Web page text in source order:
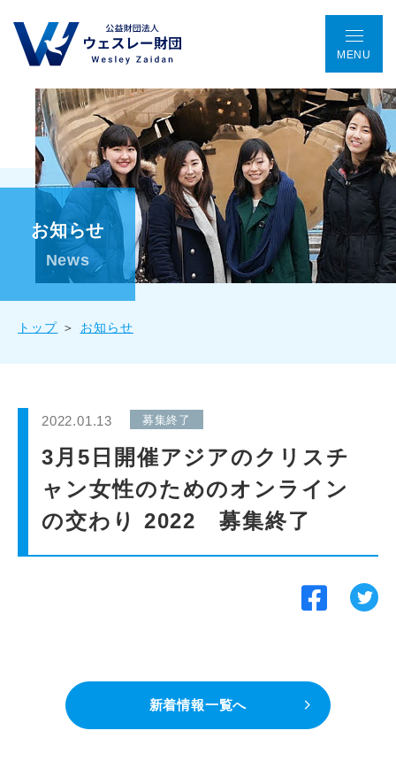
MENU
TOP アクセス ENGLISH 会議室予約 お問い合わせ
ウェスレー財団とは
プログラム
インターンシップ
貸会議室
動画紹介
お知らせ
News
トップ お知らせ
2022.01.13 募集終了
3月5日開催アジアのクリスチ
ャン女性のためのオンライン
の交わり 2022 募集終了
新着情報一覧へ